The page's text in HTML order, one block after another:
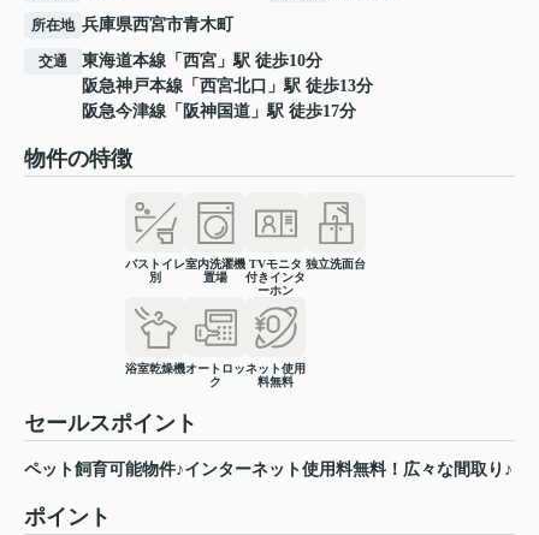
所在地 兵庫県西宮市青木町
交通 東海道本線 「 西宮 」駅 徒歩10分
阪急神戸本線 「 西宮北口 」駅 徒歩13分
阪急今津線 「 阪神国道 」駅 徒歩17分
物件の特徴
バストイレ
別
室内洗濯機
置場
TVモニタ
付きインタ
ーホン
独立洗面台
浴室乾燥機オートロッ
ク
ネット使用
料無料
セールスポイント
ペット飼育可能物件♪インターネット使用料無料！広々な間取り♪
ポイント